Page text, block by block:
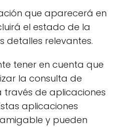
que aparecerá en
el estado de la
detalles relevantes.
tener en cuenta que
la consulta de
de aplicaciones
aplicaciones
y pueden